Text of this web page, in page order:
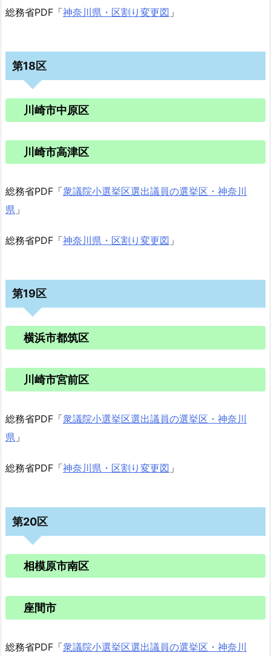
総務省PDF「神奈川県・区割り変更図 」
第18区
川崎市中原区
川崎市高津区
総務省PDF「衆議院小選挙区選出議員の選挙区・神奈川
県 」
総務省PDF「神奈川県・区割り変更図 」
第19区
横浜市都筑区
川崎市宮前区
総務省PDF「衆議院小選挙区選出議員の選挙区・神奈川
県 」
総務省PDF「神奈川県・区割り変更図 」
第20区
相模原市南区
座間市
総務省PDF「衆議院小選挙区選出議員の選挙区・神奈川